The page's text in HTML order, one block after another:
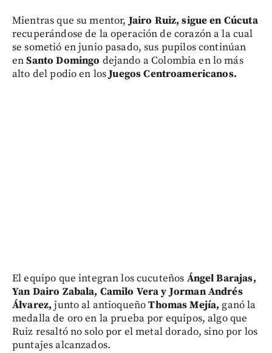
Mientras que su mentor, Jairo Ruiz, sigue en Cúcuta
recuperándose de la operación de corazón a la cual
se sometió en junio pasado, sus pupilos continúan
enSanto Domingo dejando a Colombia en lo más
alto del podio en losJuegos Centroamericanos.
El equipo que integran los cucuteños Ángel Barajas,
Yan Dairo Zabala, Camilo Vera y Jorman Andrés
Álvarez, junto al antioqueñoThomas Mejía, ganó la
medalla de oro en la prueba por equipos, algo que
Ruiz resaltó no solo por el metal dorado, sino por los
puntajes alcanzados.